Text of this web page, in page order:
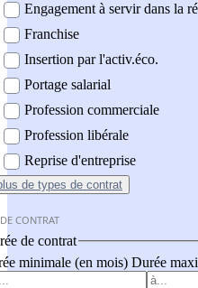
Engagement à servir dans la
Franchise
Insertion par l'activ.éco.
Portage salarial
Profession commerciale
Profession libérale
Reprise d'entreprise
de types de contrat
CONTRAT
de contrat
minimale (en mois) Durée